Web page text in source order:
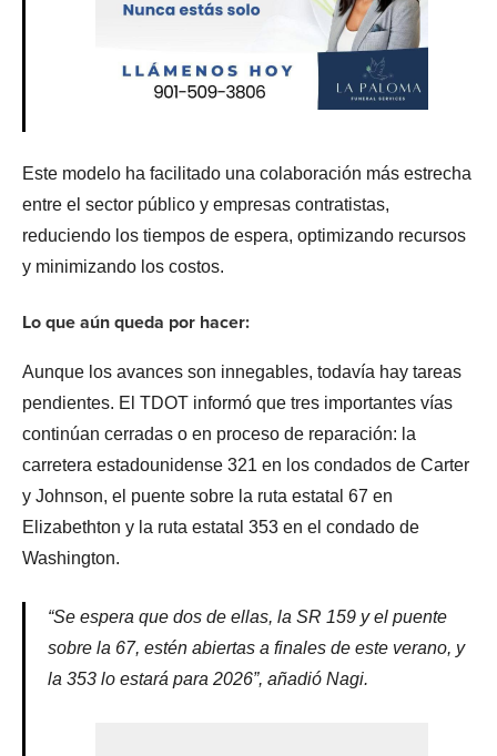
Este modelo ha facilitado una colaboración más estrecha
entre el sector público y empresas contratistas,
reduciendo los tiempos de espera, optimizando recursos
y minimizando los costos.
Lo que aún queda por hacer:
Aunque los avances son innegables, todavía hay tareas
pendientes. El TDOT informó que tres importantes vías
continúan cerradas o en proceso de reparación: la
carretera estadounidense 321 en los condados de Carter
y Johnson, el puente sobre la ruta estatal 67 en
Elizabethton y la ruta estatal 353 en el condado de
Washington.
“Se espera que dos de ellas, la SR 159 y el puente
sobre la 67, estén abiertas a finales de este verano, y
la 353 lo estará para 2026”, añadió Nagi.